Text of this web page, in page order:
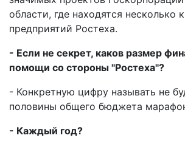
области, где находятся несколько
предприятий Ростеха.
- Если не секрет, каков размер
помощи со стороны "Ростеха"?
- Конкретную цифру называть не
половины общего бюджета
- Каждый год?